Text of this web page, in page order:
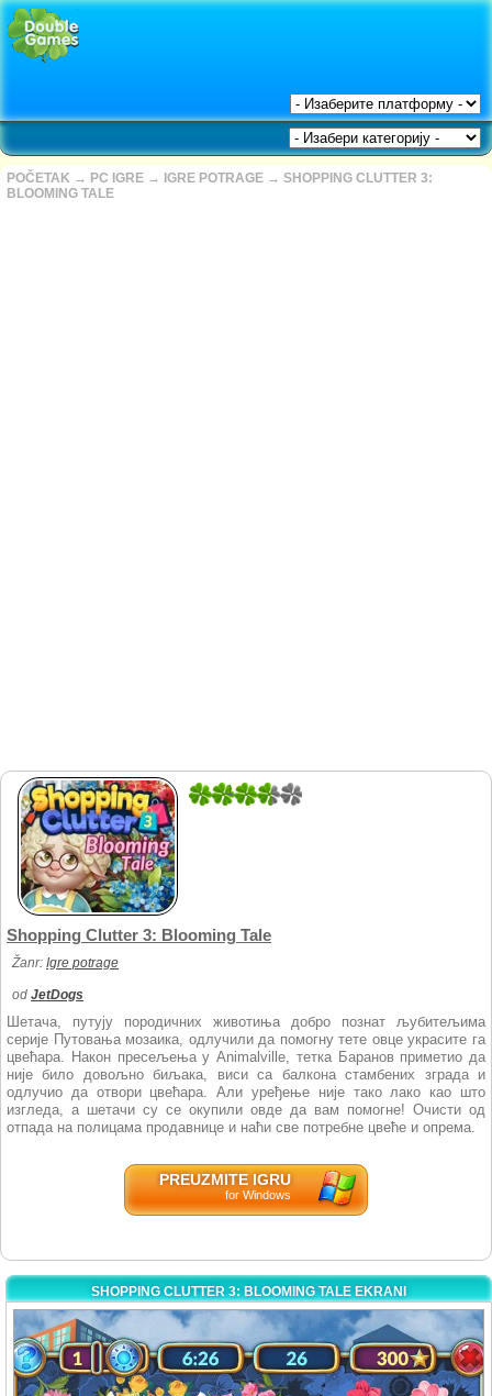
POČETAK → PC IGRE → IGRE POTRAGE → SHOPPING CLUTTER 3:
BLOOMING TALE
1
Shopping Clutter 3: Blooming Tale
Žanr: Igre potrage
od JetDogs
Шетача, путују породичних животиња добро познат љубитељима
серије Путовања мозаика, одлучили да помогну тете овце украсите га
цвећара. Након пресељења у Animalville, тетка Баранов приметио да
није било довољно биљака, виси са балкона стамбених зграда и
одлучио да отвори цвећара. Али уређење није тако лако као што
изгледа, а шетачи су се окупили овде да вам помогне! Очисти од
отпада на полицама продавнице и наћи све потребне цвеће и опрема.
PREUZMITE IGRU
for Windows
SHOPPING CLUTTER 3: BLOOMING TALE EKRANI